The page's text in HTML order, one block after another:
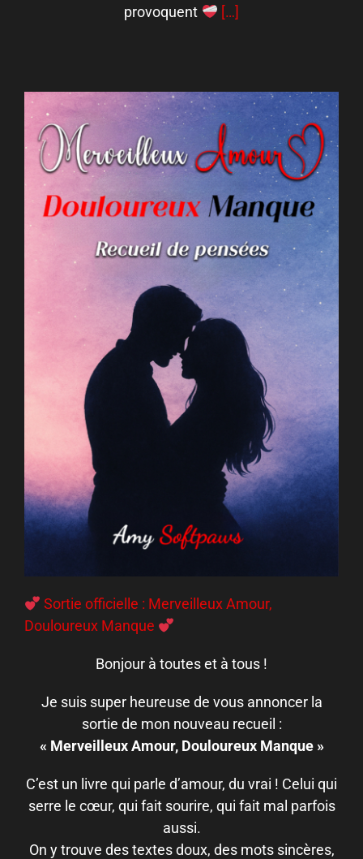
provoquent
[…]
Sortie officielle : Merveilleux Amour,
Douloureux Manque
Bonjour à toutes et à tous !
Je suis super heureuse de vous annoncer la
sortie de mon nouveau recueil :
« Merveilleux Amour, Douloureux Manque »
C’est un livre qui parle d’amour, du vrai ! Celui qui
serre le cœur, qui fait sourire, qui fait mal parfois
aussi.
On y trouve des textes doux, des mots sincères,